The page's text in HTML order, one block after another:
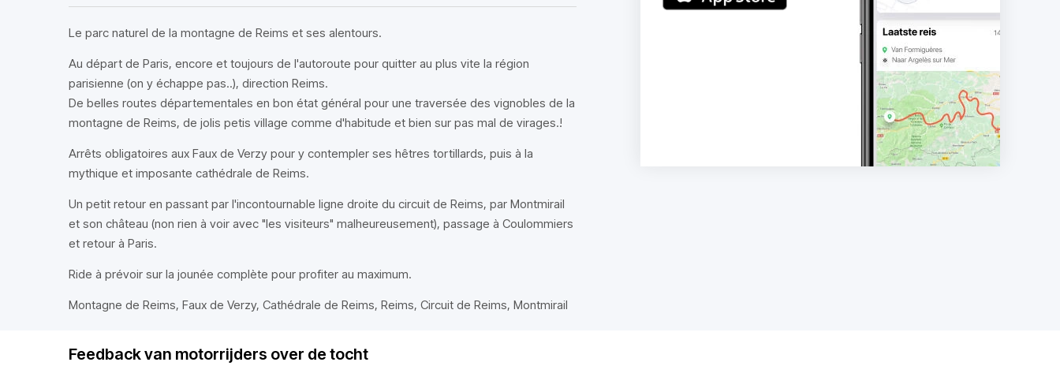
Le parc naturel de la montagne de Reims et ses alentours.
Au départ de Paris, encore et toujours de l'autoroute pour quitter au plus vite la région
parisienne (on y échappe pas..), direction Reims.
De belles routes départementales en bon état général pour une traversée des vignobles de la
montagne de Reims, de jolis petis village comme d'habitude et bien sur pas mal de virages.!
Arrêts obligatoires aux Faux de Verzy pour y contempler ses hêtres tortillards, puis à la
mythique et imposante cathédrale de Reims.
Un petit retour en passant par l'incontournable ligne droite du circuit de Reims, par Montmirail
et son château (non rien à voir avec "les visiteurs" malheureusement), passage à Coulommiers
et retour à Paris.
Ride à prévoir sur la jounée complète pour profiter au maximum.
Montagne de Reims, Faux de Verzy, Cathédrale de Reims, Reims, Circuit de Reims, Montmirail
Feedback van motorrijders over de tocht